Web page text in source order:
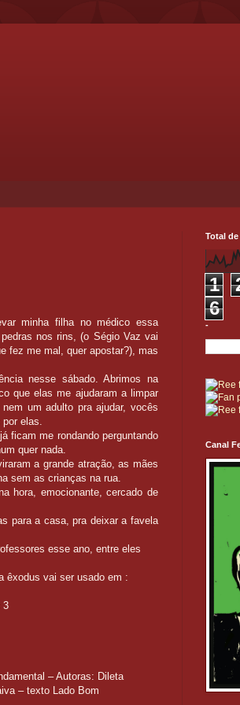
minha filha no médico essa
nos rins, (o Ségio Vaz vai
fez me mal, quer apostar?), mas
nesse sábado. Abrimos na
que elas me ajudaram a limpar
um adulto pra ajudar, vocês
elas.
ficam me rondando perguntando
quer nada.
a grande atração, as mães
sem as crianças na rua.
hora, emocionante, cercado de
para a casa, pra deixar a favela
esse ano, entre eles
êxodus vai ser usado em :
3
– Autoras: Dileta
– texto Lado Bom
Total
1
6
-
Canal